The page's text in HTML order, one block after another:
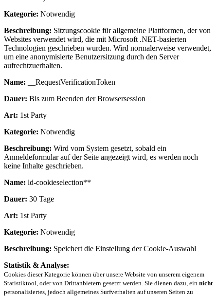
Kategorie: Notwendig
Beschreibung: Sitzungscookie für allgemeine Plattformen, der von
Websites verwendet wird, die mit Microsoft .NET-basierten
Technologien geschrieben wurden. Wird normalerweise verwendet,
um eine anonymisierte Benutzersitzung durch den Server
aufrechtzuerhalten.
Name: __RequestVerificationToken
Dauer: Bis zum Beenden der Browsersession
Art: 1st Party
Kategorie: Notwendig
Beschreibung: Wird vom System gesetzt, sobald ein
Anmeldeformular auf der Seite angezeigt wird, es werden noch
keine Inhalte geschrieben.
Name: ld-cookieselection**
Dauer: 30 Tage
Art: 1st Party
Kategorie: Notwendig
Beschreibung: Speichert die Einstellung der Cookie-Auswahl
Statistik & Analyse:
Cookies dieser Kategorie können über unsere Website von unserem eigenem
Statistiktool, oder von Drittanbietern gesetzt werden. Sie dienen dazu, ein nicht
personalisiertes, jedoch allgemeines Surfverhalten auf unseren Seiten zu